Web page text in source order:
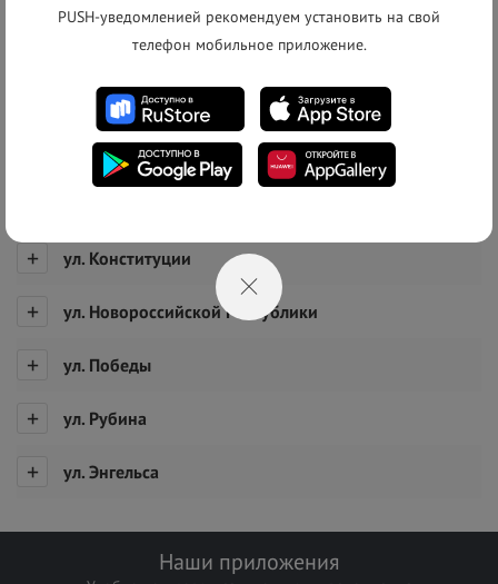
Список адресов
г. Новороссийск
ул. Конституции
ул. Новороссийской Республики
ул. Победы
ул. Рубина
ул. Энгельса
Наши приложения
PUSH-уведомленией рекомендуем установить на свой
телефон мобильное приложение.